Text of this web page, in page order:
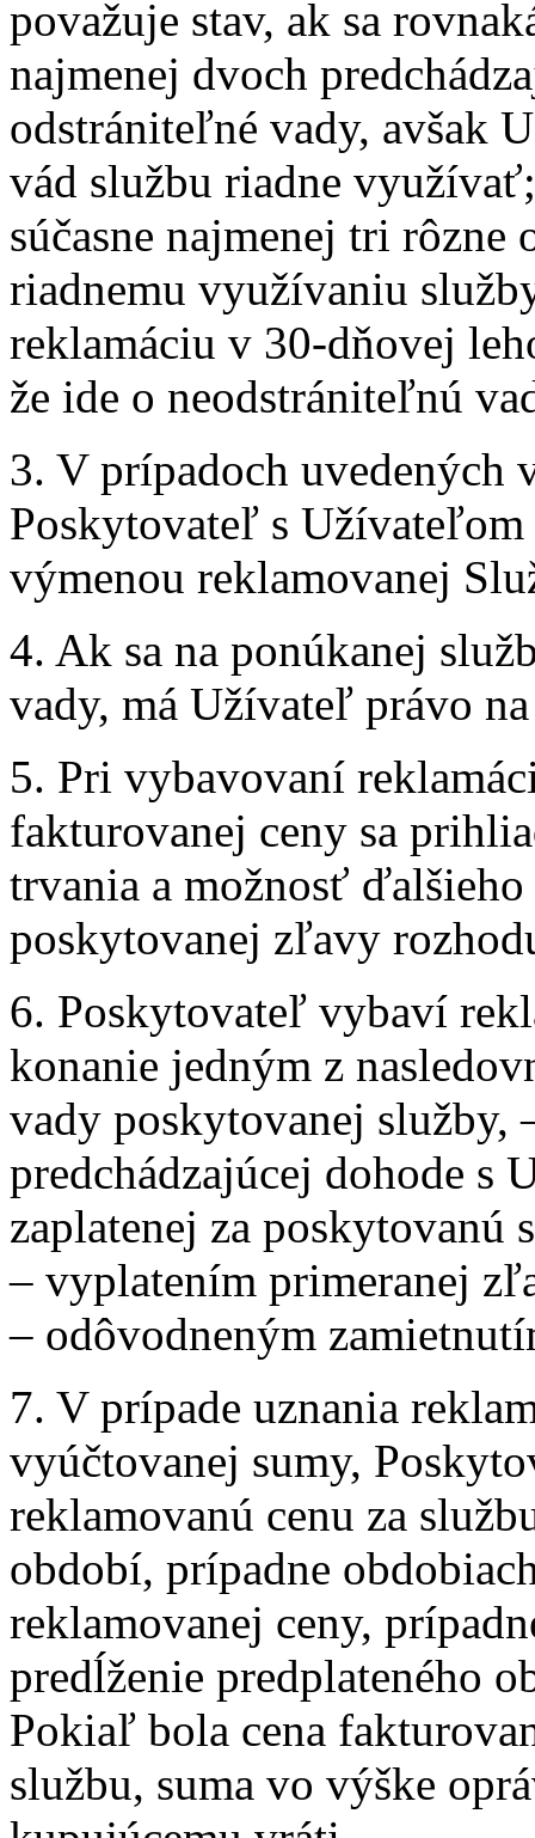
považuje stav, ak sa
najmenej dvoch
odstrániteľné vady, avšak
vád službu riadne
súčasne najmenej tri
riadnemu využívaniu
reklamáciu v 30-dňovej
že ide o neodstrániteľnú
3. V prípadoch uvedených
Poskytovateľ s
výmenou reklamovanej
4. Ak sa na ponúkanej
vady, má Užívateľ právo
5. Pri vybavovaní
fakturovanej ceny sa
trvania a možnosť
poskytovanej zľavy
6. Poskytovateľ vybaví
konanie jedným z
vady poskytovanej služby,
predchádzajúcej dohode s
zaplatenej za
– vyplatením primeranej
– odôvodneným
7. V prípade uznania
vyúčtovanej sumy,
reklamovanú cenu za
období, prípadne
reklamovanej ceny,
predĺženie predplateného
Pokiaľ bola cena
službu, suma vo výške